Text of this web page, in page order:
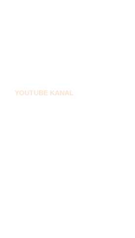
YOUTUBE KANAL